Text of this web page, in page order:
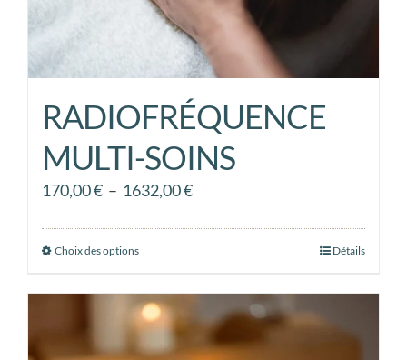
produit
RADIOFRÉQUENCE
MULTI-SOINS
170,00€ – 1632,00€Plage
prix :
1632,00 €
Choix des optionsCe
a
plusieurs
variations.
Détails